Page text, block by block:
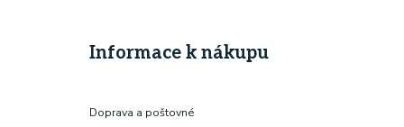
Informace k nákupu
Doprava a poštovné